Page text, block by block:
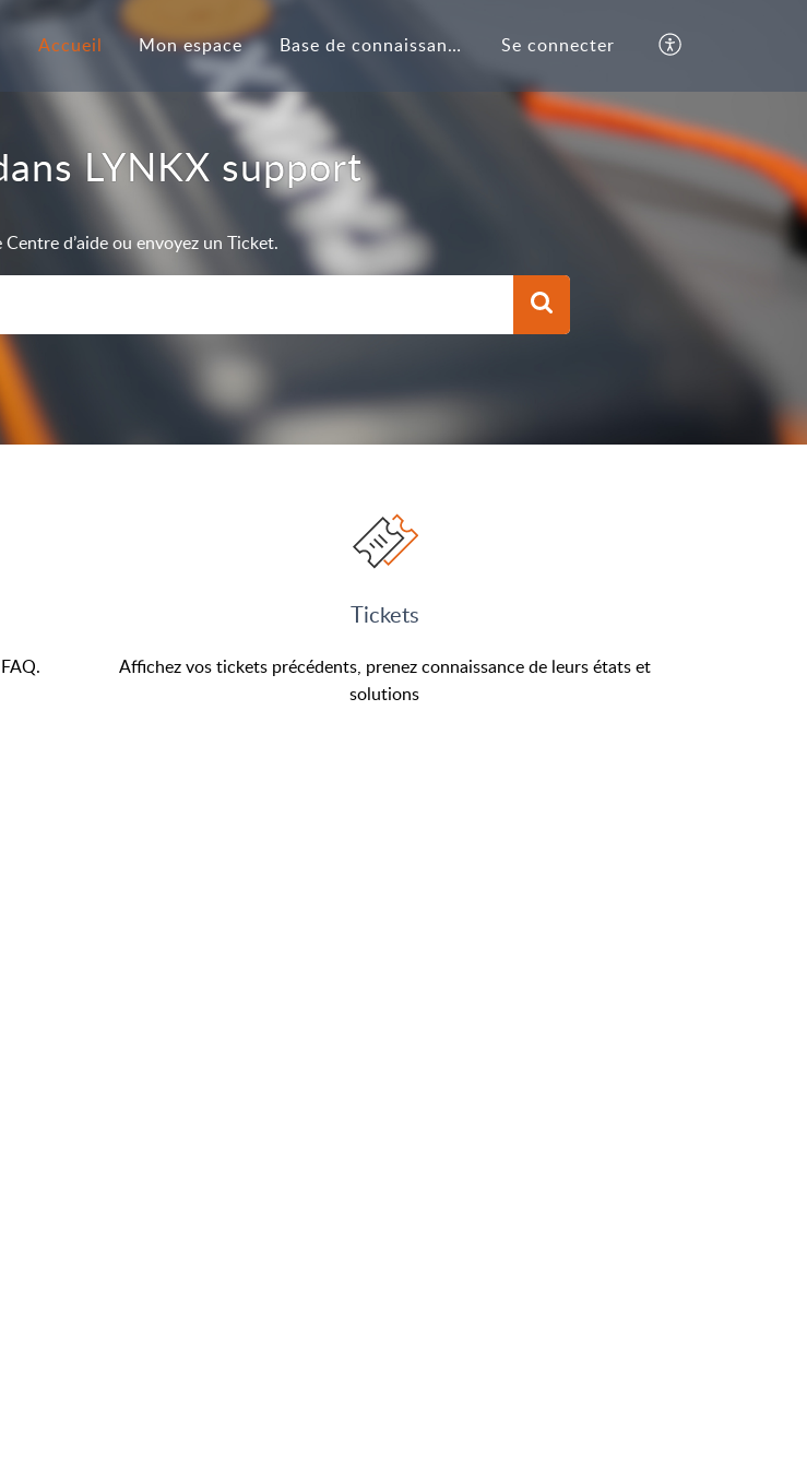
Accueil Mon espace Base de connaissances Se connecter
LYNKX support
d’aide ou envoyez un Ticket.
Tickets
Affichez vos tickets précédents, prenez connaissance de leurs états et
solutions